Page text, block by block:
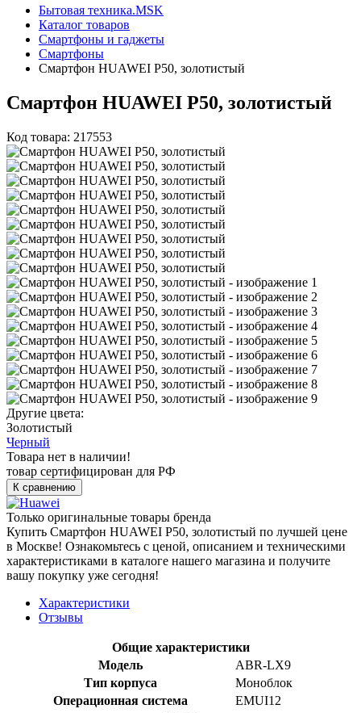
Бытовая техника.MSK
Каталог товаров
Смартфоны и гаджеты
Смартфоны
Смартфон HUAWEI P50, золотистый
Смартфон HUAWEI P50, золотистый
Код товара: 217553
Другие цвета:
Золотистый
Черный
Товара нет в наличии!
товар сертифицирован для РФ
К сравнению
Только оригинальные товары бренда
Купить Смартфон HUAWEI P50, золотистый по лучшей цене
в Москве! Ознакомьтесь с ценой, описанием и техническими
характеристиками в каталоге нашего магазина и получите
вашу покупку уже сегодня!
Характеристики
Отзывы
Общие характеристики
Модель
ABR-LX9
Тип корпуса
Моноблок
Операционная система
EMUI12